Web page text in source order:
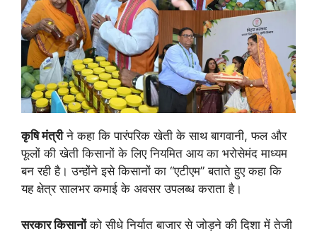
कृषि मंत्रीने कहा कि पारंपरिक खेती के साथ बागवानी, फल और
फूलों की खेती किसानों के लिए नियमित आय का भरोसेमंद माध्यम
बन रही है। उन्होंने इसे किसानों का “एटीएम” बताते हुए कहा कि
यह क्षेत्र सालभर कमाई के अवसर उपलब्ध कराता है।
सरकार किसानोंको सीधे निर्यात बाजार से जोड़ने की दिशा में तेजी